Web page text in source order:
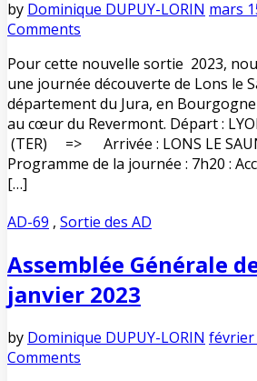
by Dominique DUPUY-LORIN mars
Comments
Pour cette nouvelle sortie 2023,
une journée découverte de Lons le
département du Jura, en
au cœur du Revermont. Départ :
(TER) => Arrivée : LONS LE
Programme de la journée : 7h20 :
[…]
AD-69 , Sortie des AD
Assemblée Générale
janvier 2023
by Dominique DUPUY-LORIN février
Comments